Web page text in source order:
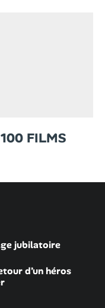
FILMS
jubilatoire
d’un héros